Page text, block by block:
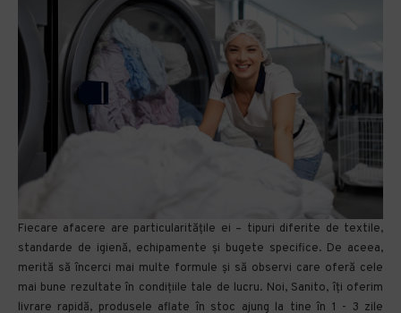
Fiecare afacere are particularitățile ei – tipuri diferite de textile,
standarde de igienă, echipamente și bugete specifice. De aceea,
merită să încerci mai multe formule și să observi care oferă cele
mai bune rezultate în condițiile tale de lucru. Noi, Sanito, îți oferim
livrare rapidă, produsele aflate în stoc ajung la tine în 1 - 3 zile